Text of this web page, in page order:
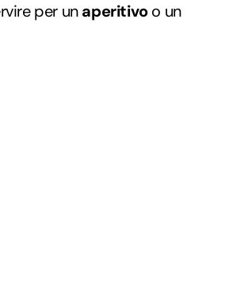
per unaperitivoo un